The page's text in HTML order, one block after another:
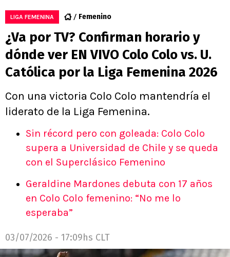
LIGA FEMENINA Femenino
¿Va por TV? Confirman horario y
dónde ver EN VIVO Colo Colo vs. U.
Católica por la Liga Femenina 2026
Con una victoria Colo Colo mantendría el
liderato de la Liga Femenina.
Sin récord pero con goleada: Colo Colo
supera a Universidad de Chile y se queda
con el Superclásico Femenino
Geraldine Mardones debuta con 17 años
en Colo Colo femenino: “No me lo
esperaba”
03/07/2026 - 17:09hs CLT